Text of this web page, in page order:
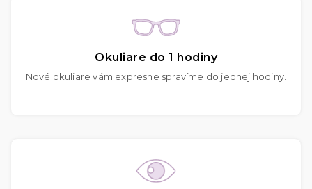
Okuliare do 1 hodiny
Nové okuliare vám expresne spravíme do jednej hodiny.